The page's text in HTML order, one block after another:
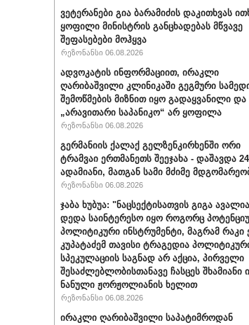
ვეტერანები გია ბარამიძის დაკითხვას
ყოფილი მინისტრის განცხადებას მწვავე
შეფასებები მოჰყვა
რეზონანსი 06.08.2026
ადვოკატის ინფორმაციით, ირაკლი
ღარიბაშვილი კლინიკაში გეგმური
შემოწმების მიზნით იყო გადაყვანილი და
„არავითარი საპანიკო“ არ ყოფილა
რეზონანსი 06.08.2026
გერმანიის ქალაქ გელზენკირხენში ორი
ტრამვაი ერთმანეთს შეეჯახა - დაშავდა 24
ადამიანი, მათგან სამი მძიმე
რეზონანსი 06.08.2026
ჯაბა ხუბუა: "ნაცსექტისათვის გიგა
დედა საინტერესო იყო როგორც
პოლიტიკური ინსტრუმენტი, მაგრამ რაკი
კუპატაძემ თავისი ტრაგედია
სპეკულაციის საგნად არ აქცია, პირველი
შესაძლებლობისთანავე ჩასცეს შხამიანი
ნანული ჟორჟოლიანის ხელით
რეზონანსი 06.08.2026
ირაკლი ღარიბაშვილი საპატიმროდან